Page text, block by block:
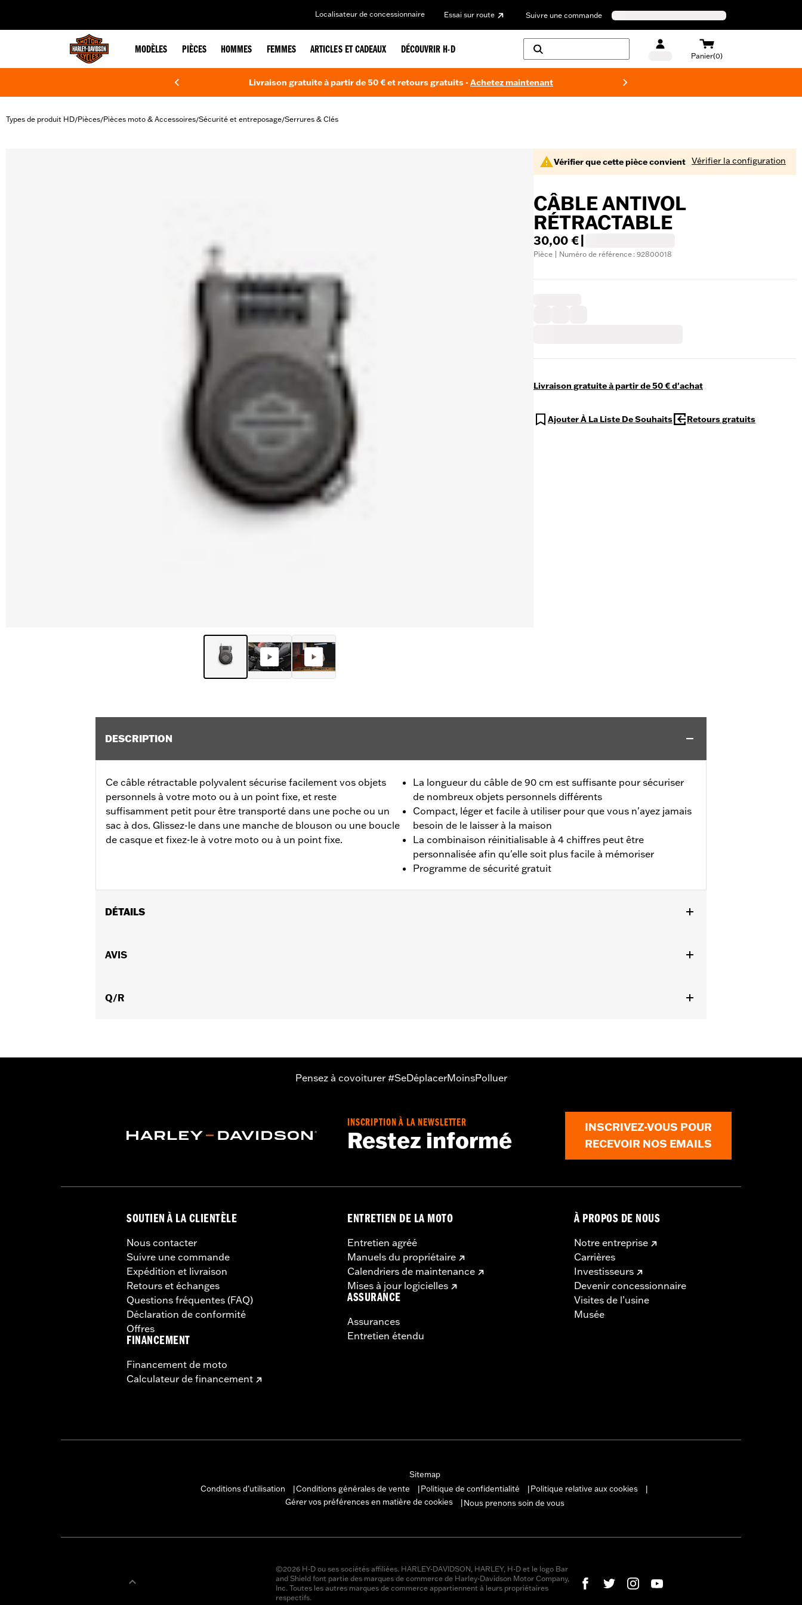
Localisateur de concessionnaire Essai sur route Suivre une commande
MODÈLES PIÈCES HOMMES FEMMES ARTICLES ET CADEAUX DÉCOUVRIR H-D
Panier(0)
Livraison gratuite à partir de 50 € et retours gratuits -Achetez maintenant
Types de produit HD/Pièces/Pièces moto & Accessoires/Sécurité et entreposage/Serrures & Clés
Vérifier que cette pièce convient Vérifier la configuration
CÂBLE ANTIVOL
RÉTRACTABLE
30,00 €
Pièce | Numéro de référence : 92800018
Livraison gratuite à partir de 50 € d'achat
Ajouter À La Liste De Souhaits Retours gratuits
DESCRIPTION
Ce câble rétractable polyvalent sécurise facilement vos objets
personnels à votre moto ou à un point fixe, et reste
suffisamment petit pour être transporté dans une poche ou un
sac à dos. Glissez-le dans une manche de blouson ou une boucle
de casque et fixez-le à votre moto ou à un point fixe.
La longueur du câble de 90 cm est suffisante pour sécuriser
de nombreux objets personnels différents
Compact, léger et facile à utiliser pour que vous n'ayez jamais
besoin de le laisser à la maison
La combinaison réinitialisable à 4 chiffres peut être
personnalisée afin qu'elle soit plus facile à mémoriser
Programme de sécurité gratuit
DÉTAILS
Instructions d’installation
NOTES:
AVIS
Q/R
Pensez à covoiturer #SeDéplacerMoinsPolluer
INSCRIPTION À LA NEWSLETTER
Restez informé
INSCRIVEZ-VOUS POUR
RECEVOIR NOS EMAILS
SOUTIEN À LA CLIENTÈLE
Nous contacter
Suivre une commande
Expédition et livraison
Retours et échanges
Questions fréquentes (FAQ)
Déclaration de conformité
Offres
FINANCEMENT
Financement de moto
Calculateur de financement
ENTRETIEN DE LA MOTO
Entretien agréé
Manuels du propriétaire
Calendriers de maintenance
Mises à jour logicielles
ASSURANCE
Assurances
Entretien étendu
À PROPOS DE NOUS
Notre entreprise
Carrières
Investisseurs
Devenir concessionnaire
Visites de l’usine
Musée
Sitemap
Conditions d'utilisation
Conditions générales de vente Politique de confidentialité Politique relative aux cookies
Gérer vos préférences en matière de cookies
Nous prenons soin de vous
©2026 H-D ou ses sociétés affiliées. HARLEY-DAVIDSON, HARLEY, H-D et le logo Bar
and Shield font partie des marques de commerce de Harley-Davidson Motor Company,
Inc. Toutes les autres marques de commerce appartiennent à leurs propriétaires
respectifs.